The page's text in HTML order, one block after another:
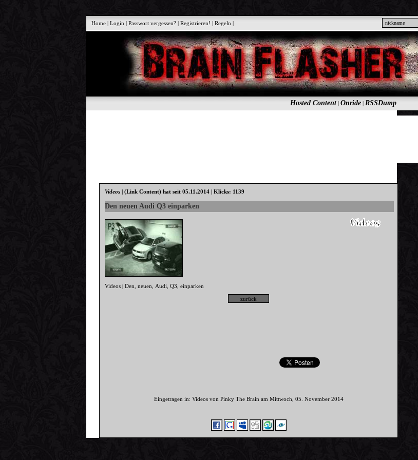
Home |Login |Passwort vergessen? |Registrieren! |Regeln |
Hosted Content| Onride| RSSDump
Videos |(Link Content) hat seit 05.11.2014 | Klicks: 1139
Den neuen Audi Q3 einparken
Videos |Den ,neuen Audi ,Q3 ,einparken
Eingetragen in: Videos von Pinky The Brain am Mittwoch, 05. November 2014